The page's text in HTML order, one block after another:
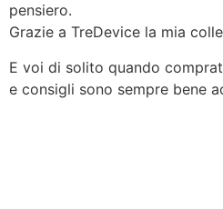
pensiero.
Grazie a TreDevice la mia
E voi di solito quando
e consigli sono sempre bene